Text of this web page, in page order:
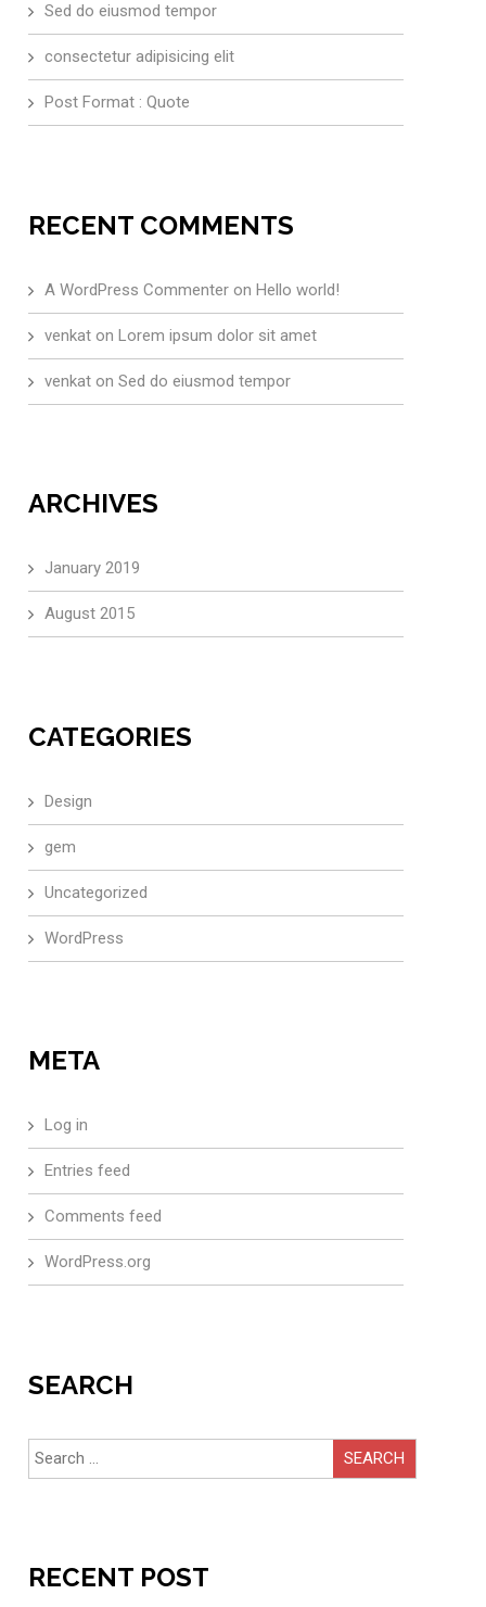
Sed do eiusmod tempor
consectetur adipisicing elit
Post Format : Quote
RECENT COMMENTS
A WordPress Commenteron Hello world!
venkaton Lorem ipsum dolor sit amet
venkaton Sed do eiusmod tempor
ARCHIVES
January 2019
August 2015
CATEGORIES
Design
gem
Uncategorized
WordPress
META
Log in
Entries feed
Comments feed
WordPress.org
SEARCH
Search
for:
RECENT POST